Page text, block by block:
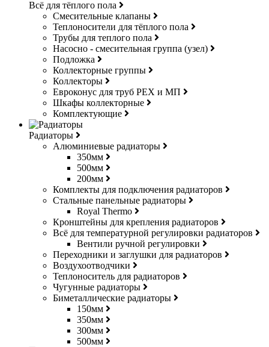
Всё для тёплого пола
Смесительные клапаны
Теплоносители для тёплого пола
Трубы для теплого пола
Насосно - смесительная группа (узел)
Подложка
Коллекторные группы
Коллекторы
Евроконус для труб РЕХ и МП
Шкафы коллекторные
Комплектующие
Радиаторы
Алюминиевые радиаторы
350мм
500мм
200мм
Комплекты для подключения радиаторов
Стальные панельные радиаторы
Royal Thermo
Кронштейны для крепления радиаторов
Всё для температурной регулировки радиаторов
Вентили ручной регулировки
Переходники и заглушки для радиаторов
Воздухоотводчики
Теплоноситель для радиаторов
Чугунные радиаторы
Биметаллические радиаторы
150мм
350мм
300мм
500мм